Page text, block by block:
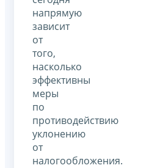
напрямую
зависит
от
того,
насколько
эффективны
меры
по
противодействию
уклонению
от
налогообложения.